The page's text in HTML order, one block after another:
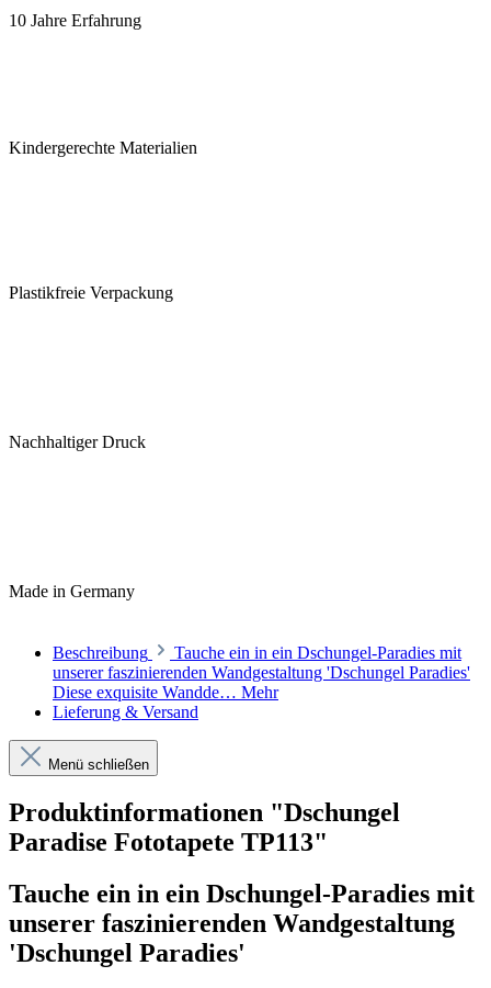
10 Jahre Erfahrung
Kindergerechte Materialien
Plastikfreie Verpackung
Nachhaltiger Druck
Made in Germany
Beschreibung
Tauche ein in ein Dschungel-Paradies mit
unserer faszinierenden Wandgestaltung 'Dschungel Paradies'
Diese exquisite Wandde… Mehr
Lieferung & Versand
Menü schließen
Produktinformationen "Dschungel
Paradise Fototapete TP113"
Tauche ein in ein Dschungel-Paradies mit
unserer faszinierenden Wandgestaltung
'Dschungel Paradies'